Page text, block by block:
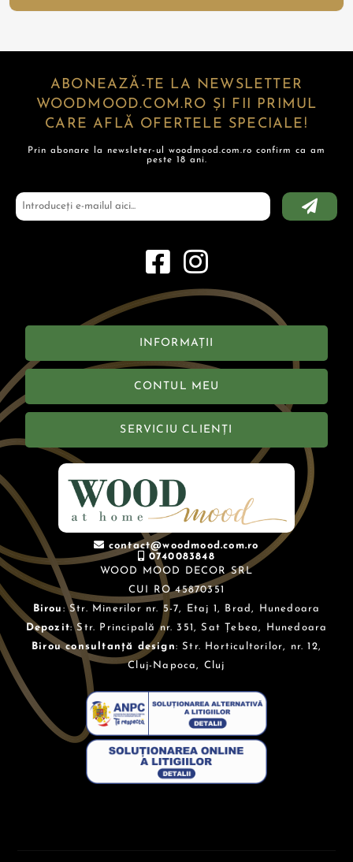
ABONEAZĂ-TE LA NEWSLETTER
WOODMOOD.COM.RO ȘI FII PRIMUL
CARE AFLĂ OFERTELE SPECIALE!
Prin abonare la newsleter-ul woodmood.com.ro confirm ca am
peste 18 ani.
INFORMAȚII
CONTUL MEU
SERVICIU CLIENȚI
contact@woodmood.com.ro
0740083848
WOOD MOOD DECOR SRL
CUI RO 45870351
Birou : Str. Minerilor nr. 5-7, Etaj 1, Brad, Hunedoara
Depozit: Str. Principală nr. 351, Sat Țebea, Hunedoara
Birou consultanță design: Str. Horticultorilor, nr. 12,
Cluj-Napoca, Cluj